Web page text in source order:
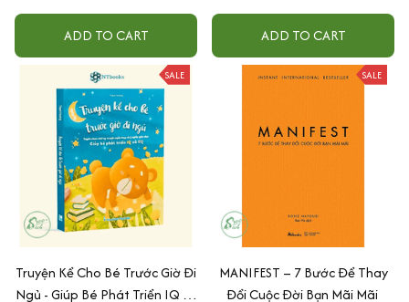
ADD TO CART ADD TO CART
SALE
Truyện Kể Cho Bé Trước Giờ Đi
Ngủ - Giúp Bé Phát Triển IQ Và
SALE
MANIFEST – 7 Bước Để Thay
Đổi Cuộc Đời Bạn Mãi Mãi